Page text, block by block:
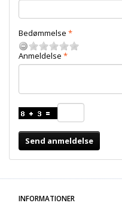
Bedømmelse
Anmeldelse
Send anmeldelse
INFORMATIONER